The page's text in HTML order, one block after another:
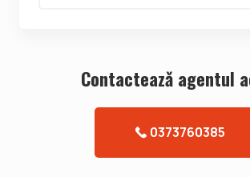
Contacteazǎ agentul
0373760385